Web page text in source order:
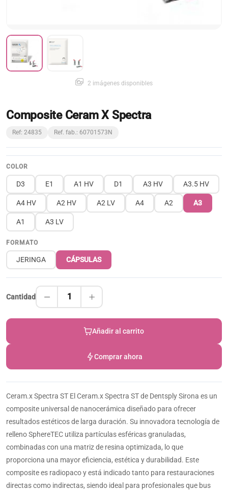
2 imágenes disponibles
Composite Ceram X Spectra
Ref: 24835 Ref. fab.: 60701573N
COLOR
D3 E1 A1 HV D1 A3 HV A3.5 HV
A4 HV A2 HV A2 LV A4 A2 A3
A1 A3 LV
FORMATO
JERINGA CÁPSULAS
Cantidad 1
Añadir al carrito
Comprar ahora
Ceram.x Spectra ST El Ceram.x Spectra ST de Dentsply Sirona es un
composite universal de nanocerámica diseñado para ofrecer
resultados estéticos de larga duración. Su innovadora tecnología de
relleno SphereTEC utiliza partículas esféricas granuladas,
combinadas con una matriz de resina optimizada, lo que
proporciona una mayor eficiencia, estética y durabilidad. Este
composite es radiopaco y está indicado tanto para restauraciones
directas como indirectas, siendo ideal para profesionales que bus